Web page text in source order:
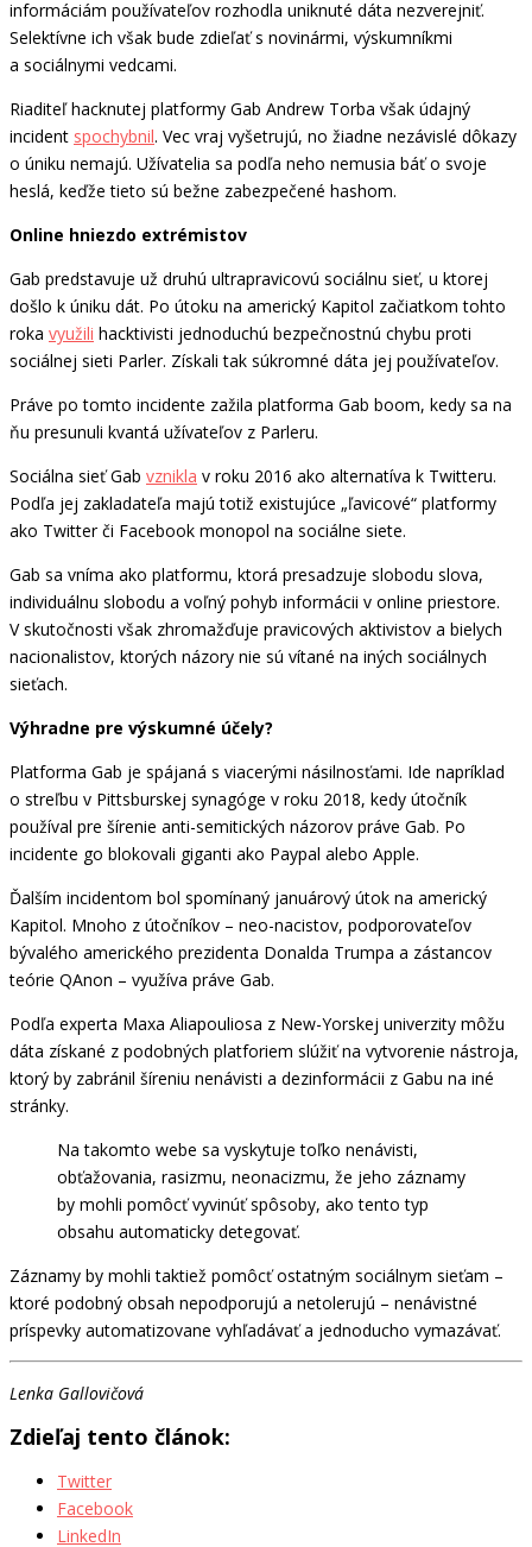
informáciám používateľov rozhodla uniknuté dáta nezverejniť.
Selektívne ich však bude zdieľať s novinármi, výskumníkmi
a sociálnymi vedcami.
Riaditeľ hacknutej platformy Gab Andrew Torba však údajný
incident spochybnil. Vec vraj vyšetrujú, no žiadne nezávislé dôkazy
o úniku nemajú. Užívatelia sa podľa neho nemusia báť o svoje
heslá, keďže tieto sú bežne zabezpečené hashom.
Online hniezdo extrémistov
Gab predstavuje už druhú ultrapravicovú sociálnu sieť, u ktorej
došlo k úniku dát. Po útoku na americký Kapitol začiatkom tohto
roka využili hacktivisti jednoduchú bezpečnostnú chybu proti
sociálnej sieti Parler. Získali tak súkromné dáta jej používateľov.
Práve po tomto incidente zažila platforma Gab boom, kedy sa na
ňu presunuli kvantá užívateľov z Parleru.
Sociálna sieť Gab vznikla v roku 2016 ako alternatíva k Twitteru.
Podľa jej zakladateľa majú totiž existujúce „ľavicové“ platformy
ako Twitter či Facebook monopol na sociálne siete.
Gab sa vníma ako platformu, ktorá presadzuje slobodu slova,
individuálnu slobodu a voľný pohyb informácii v online priestore.
V skutočnosti však zhromažďuje pravicových aktivistov a bielych
nacionalistov, ktorých názory nie sú vítané na iných sociálnych
sieťach.
Výhradne pre výskumné účely?
Platforma Gab je spájaná s viacerými násilnosťami. Ide napríklad
o streľbu v Pittsburskej synagóge v roku 2018, kedy útočník
používal pre šírenie anti-semitických názorov práve Gab. Po
incidente go blokovali giganti ako Paypal alebo Apple.
Ďalším incidentom bol spomínaný januárový útok na americký
Kapitol. Mnoho z útočníkov – neo-nacistov, podporovateľov
bývalého amerického prezidenta Donalda Trumpa a zástancov
teórie QAnon – využíva práve Gab.
Podľa experta Maxa Aliapouliosa z New-Yorskej univerzity môžu
dáta získané z podobných platforiem slúžiť na vytvorenie nástroja,
ktorý by zabránil šíreniu nenávisti a dezinformácii z Gabu na iné
stránky.
Na takomto webe sa vyskytuje toľko nenávisti,
obťažovania, rasizmu, neonacizmu, že jeho záznamy
by mohli pomôcť vyvinúť spôsoby, ako tento typ
obsahu automaticky detegovať.
Záznamy by mohli taktiež pomôcť ostatným sociálnym sieťam –
ktoré podobný obsah nepodporujú a netolerujú – nenávistné
príspevky automatizovane vyhľadávať a jednoducho vymazávať.
Lenka Gallovičová
Zdieľaj tento článok:
Twitter
Facebook
LinkedIn